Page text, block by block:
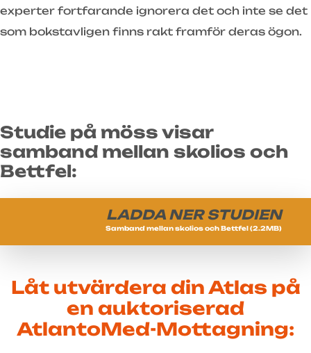
experter fortfarande ignorera det och inte se det
som bokstavligen finns rakt framför deras ögon.
Studie på möss visar
samband mellan skolios och
Bettfel:
LADDA NER STUDIEN
Samband mellan skolios och Bettfel (2.2MB)
Låt utvärdera din Atlas på
en auktoriserad
AtlantoMed-Mottagning: